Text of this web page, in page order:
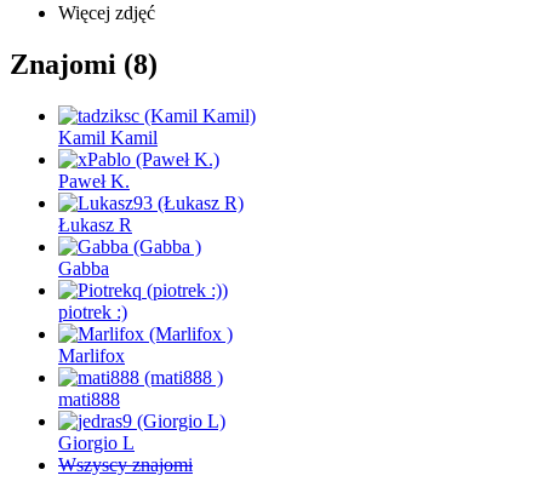
Więcej zdjęć
Znajomi (8)
Kamil Kamil
Paweł K.
Łukasz R
Gabba
piotrek :)
Marlifox
mati888
Giorgio L
Wszyscy znajomi